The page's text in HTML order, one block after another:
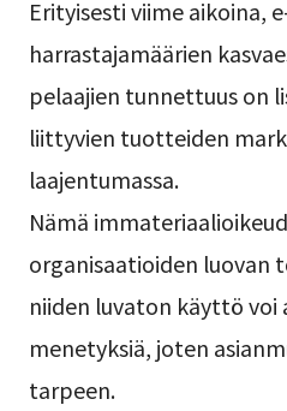
Erityisesti viime aikoina,
harrastajamäärien
pelaajien tunnettuus on
liittyvien tuotteiden
laajentumassa.
Nämä
organisaatioiden luovan
niiden luvaton käyttö
menetyksiä, joten
tarpeen.